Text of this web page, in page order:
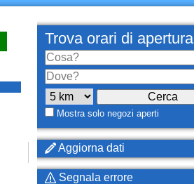
Trova orari di apertura
Mostra solo negozi aperti
Aggiorna dati
Segnala errore